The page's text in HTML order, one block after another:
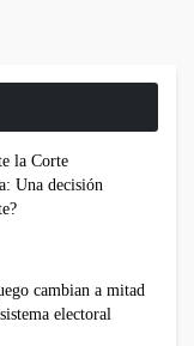
la Corte
Una decisión
cambian a mitad
electoral